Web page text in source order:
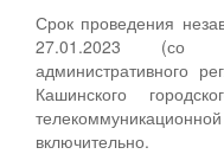
Срок проведения
27.01.2023 (со
административного
Кашинского
включительно.